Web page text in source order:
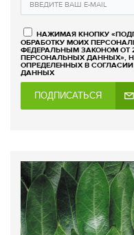
НАЖИМАЯ КНОПКУ
ОБРАБОТКУ МОИХ
ФЕДЕРАЛЬНЫМ ЗАКОНОМ ОТ
ПЕРСОНАЛЬНЫХ ДАННЫХ»,
ОПРЕДЕЛЕННЫХ В
ДАННЫХ
ПОДПИСАТЬСЯ